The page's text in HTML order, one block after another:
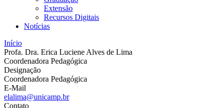
Extensão
Recursos Digitais
Notícias
Início
Profa. Dra. Erica Luciene Alves de Lima
Coordenadora Pedagógica
Designação
Coordenadora Pedagógica
E-Mail
elalima@unicamp.br
Contato